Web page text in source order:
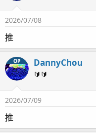
2026/07/08
推
OP DannyChou
🔰🔰
2026/07/09
推